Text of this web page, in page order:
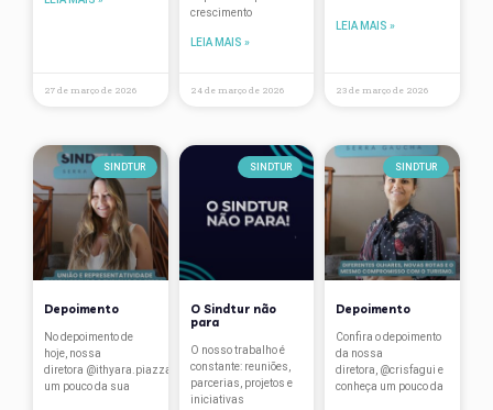
Vantagens associados
Verão na Serra
27 de março de 2026
crescimento
LEIA MAIS »
24 de março de 2026
LEIA MAIS »
23 de março de 2026
SINDTUR
Depoimento
No depoimento de
hoje, nossa
diretora @ithyara.piazza conta
um pouco da sua
SINDTUR
O Sindtur não
para
O nosso trabalho é
constante: reuniões,
parcerias, projetos e
iniciativas
SINDTUR
Depoimento
Confira o depoimento
da nossa
diretora, @crisfagui e
conheça um pouco da